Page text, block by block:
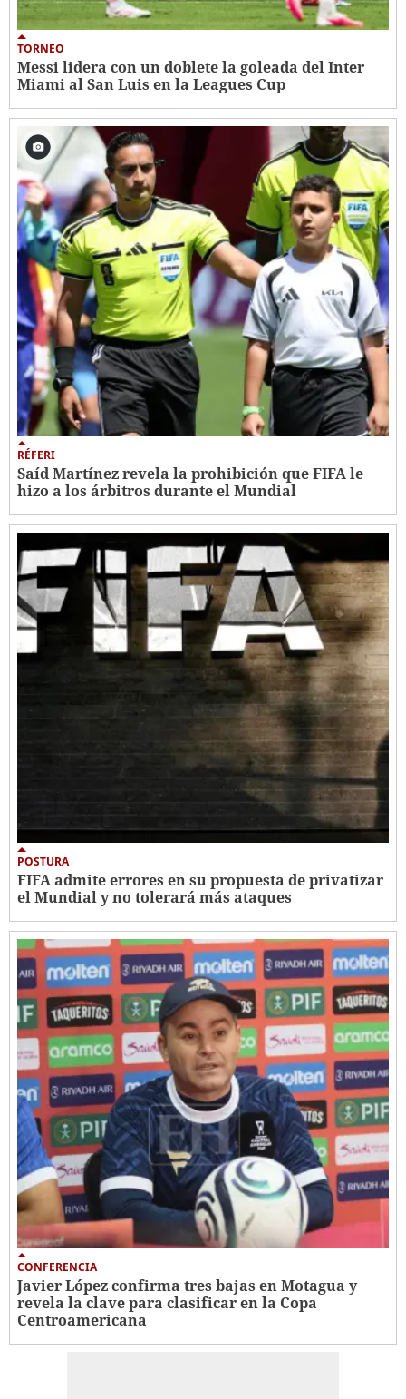
TORNEO
Messi lidera con un doblete la goleada del Inter
Miami al San Luis en la Leagues Cup
RÉFERI
Saíd Martínez revela la prohibición que FIFA le
hizo a los árbitros durante el Mundial
POSTURA
FIFA admite errores en su propuesta de privatizar
el Mundial y no tolerará más ataques
CONFERENCIA
Javier López confirma tres bajas en Motagua y
revela la clave para clasificar en la Copa
Centroamericana